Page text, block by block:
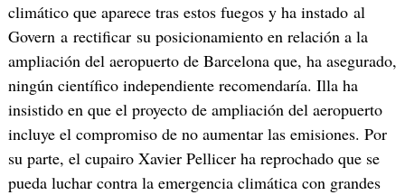
climático que aparece tras estos fuegos y ha instado al
Govern a rectificar su posicionamiento en relación a la
ampliación del aeropuerto de Barcelona que, ha asegurado,
ningún científico independiente recomendaría. Illa ha
insistido en que el proyecto de ampliación del aeropuerto
incluye el compromiso de no aumentar las emisiones. Por
su parte, el cupairo Xavier Pellicer ha reprochado que se
pueda luchar contra la emergencia climática con grandes